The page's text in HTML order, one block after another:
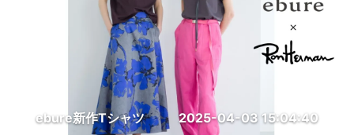
ebure新作Tシャツ 2025-04-03 15:04:40